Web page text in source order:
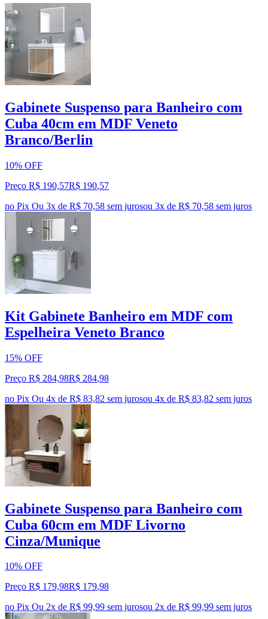
Gabinete Suspenso para Banheiro com
Cuba 40cm em MDF Veneto
Branco/Berlin
10% OFF
Preço R$ 190,57R$ 190,57
no Pix Ou 3x de R$ 70,58 sem jurosou 3x de R$ 70,58 sem juros
Kit Gabinete Banheiro em MDF com
Espelheira Veneto Branco
15% OFF
Preço R$ 284,98R$ 284,98
no Pix Ou 4x de R$ 83,82 sem jurosou 4x de R$ 83,82 sem juros
Gabinete Suspenso para Banheiro com
Cuba 60cm em MDF Livorno
Cinza/Munique
10% OFF
Preço R$ 179,98R$ 179,98
no Pix Ou 2x de R$ 99,99 sem jurosou 2x de R$ 99,99 sem juros